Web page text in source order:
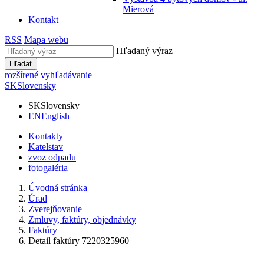
Mierová
Kontakt
RSS Mapa webu
Hľadaný výraz
Hľadať
rozšírené vyhľadávanie
SKSlovensky
SKSlovensky
ENEnglish
Kontakty
Katelstav
zvoz odpadu
fotogaléria
Úvodná stránka
Úrad
Zverejňovanie
Zmluvy, faktúry, objednávky
Faktúry
Detail faktúry 7220325960